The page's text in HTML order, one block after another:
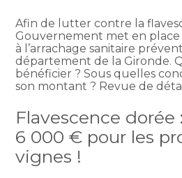
Afin de lutter contre la
Gouvernement met en
à l’arrachage sanitaire
département de la Gironde.
bénéficier ? Sous quelles
son montant ? Revue de
Flavescence
6 000 € pour les
vignes !